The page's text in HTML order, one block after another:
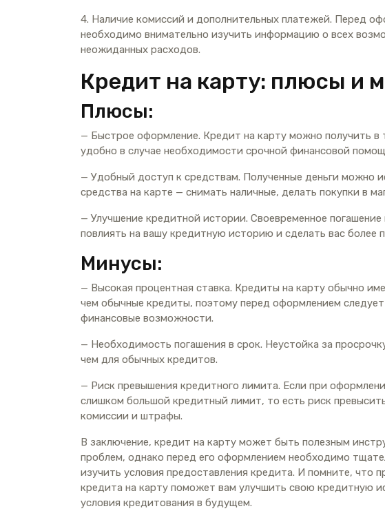
4. Наличие комиссий и дополнительных платежей. Перед
необходимо внимательно изучить информацию о всех
неожиданных расходов.
Кредит на карту: плюсы и
Плюсы:
— Быстрое оформление. Кредит на карту можно получить в
удобно в случае необходимости срочной финансовой
— Удобный доступ к средствам. Полученные деньги можно
средства на карте — снимать наличные, делать покупки в
— Улучшение кредитной истории. Своевременное
повлиять на вашу кредитную историю и сделать вас более
Минусы:
— Высокая процентная ставка. Кредиты на карту обычно
чем обычные кредиты, поэтому перед оформлением
финансовые возможности.
— Необходимость погашения в срок. Неустойка за
чем для обычных кредитов.
— Риск превышения кредитного лимита. Если при
слишком большой кредитный лимит, то есть риск
комиссии и штрафы.
В заключение, кредит на карту может быть полезным
проблем, однако перед его оформлением необходимо
изучить условия предоставления кредита. И помните, что
кредита на карту поможет вам улучшить свою кредитную
условия кредитования в будущем.